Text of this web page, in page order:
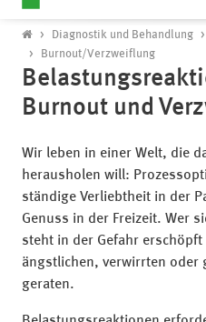
Diagnostik und Behandlung
Burnout/Verzweiflung
Burnout und
Wir leben in einer Welt, die
herausholen will:
ständige Verliebtheit in der
Genuss in der Freizeit. Wer
steht in der Gefahr
ängstlichen, verwirrten oder
geraten.